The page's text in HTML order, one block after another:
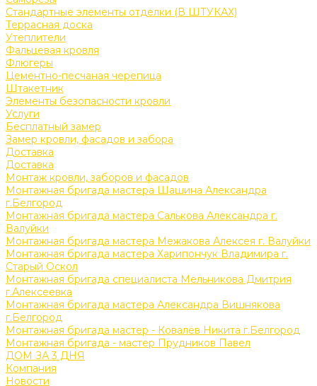
Стандартные элементы отделки (В ШТУКАХ)
Террасная доска
Утеплители
Фальцевая кровля
Флюгеры
Цементно-песчаная черепица
Штакетник
Элементы безопасности кровли
Услуги
Бесплатный замер
Замер кровли, фасадов и забора
Доставка
Доставка
Монтаж кровли, заборов и фасадов
Монтажная бригада мастера Шашина Александра
г.Белгород
Монтажная бригада мастера Салькова Александра г.
Валуйки
Монтажная бригада мастера Межакова Алексея г. Валуйки
Монтажная бригада мастера Харипончук Владимира г.
Старый Оскол
Монтажная бригада специалиста Мельникова Дмитрия
г.Алексеевка
Монтажная бригада мастера Александра Вишнякова
г.Белгород
Монтажная бригада мастер - Ковалёв Никита г.Белгород
Монтажная бригада - мастер Прудников Павел
ДОМ ЗА 3 ДНЯ
Компания
Новости